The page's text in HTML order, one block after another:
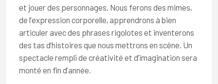
et jouer des personnages. Nous ferons des mimes,
de l’expression corporelle, apprendrons à bien
articuler avec des phrases rigolotes et inventerons
des tas d’histoires que nous mettrons en scène. Un
spectacle rempli de créativité et d’imagination sera
monté en fin d’année.